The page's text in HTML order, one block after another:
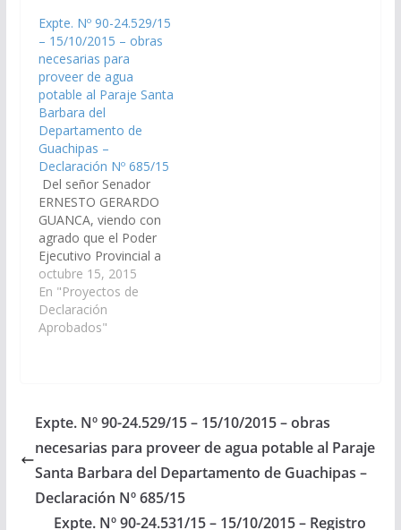
en el proyecto de Ley
del presupuesto 2.018,
la construcción de un
Parador y Baños
Públicos en…
Expte. Nº 90-24.529/15
– 15/10/2015 – obras
necesarias para
proveer de agua
potable al Paraje Santa
Barbara del
Departamento de
Guachipas –
Declaración Nº 685/15
Del señor Senador
ERNESTO GERARDO
GUANCA, viendo con
agrado que el Poder
Ejecutivo Provincial a
través del Ministerio de
Economía,
Infraestructura y
Servicios Públicos,
Presupuesto 2.016, las
obras necesarias para
proveer de agua
potable…
octubre 15, 2015
En "Proyectos de
Declaración
Aprobados"
Expte. Nº 90-24.529/15 – 15/10/2015 – obras
necesarias para proveer de agua potable al Paraje
Santa Barbara del Departamento de Guachipas –
Declaración Nº 685/15
Expte. Nº 90-24.531/15 – 15/10/2015 – Registro